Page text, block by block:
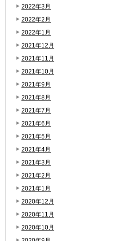
2022年3月
2022年2月
2022年1月
2021年12月
2021年11月
2021年10月
2021年9月
2021年8月
2021年7月
2021年6月
2021年5月
2021年4月
2021年3月
2021年2月
2021年1月
2020年12月
2020年11月
2020年10月